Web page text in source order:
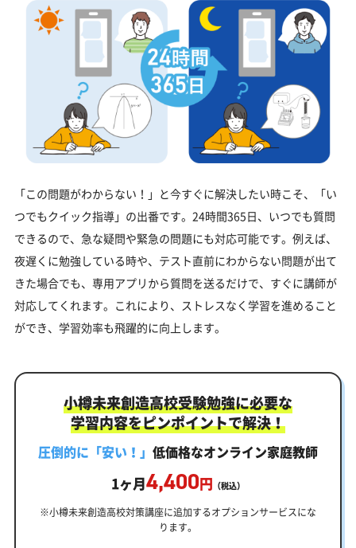
「この問題がわからない！」と今すぐに解決したい時こそ、「い
つでもクイック指導」の出番です。24時間365日、いつでも質問
できるので、急な疑問や緊急の問題にも対応可能です。例えば、
夜遅くに勉強している時や、テスト直前にわからない問題が出て
きた場合でも、専用アプリから質問を送るだけで、すぐに講師が
対応してくれます。これにより、ストレスなく学習を進めること
ができ、学習効率も飛躍的に向上します。
小樽未来創造高校受験勉強に必要な
学習内容をピンポイントで解決！
圧倒的に「安い！」 低価格なオンライン家庭教師
1ヶ月4,400円 （税込）
※小樽未来創造高校対策講座に追加するオプションサービスにな
ります。